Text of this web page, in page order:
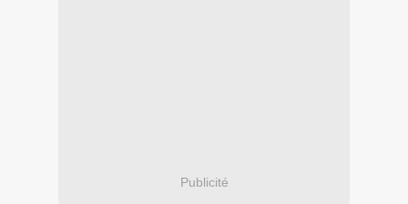
Publicité